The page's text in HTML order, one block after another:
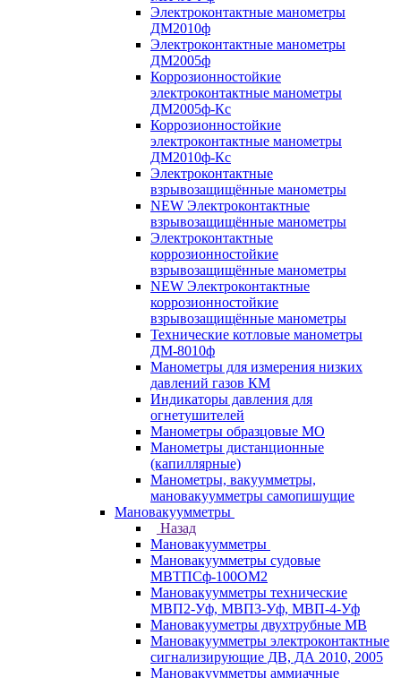
Электроконтактные манометры
ДМ2010ф
Электроконтактные манометры
ДМ2005ф
Коррозионностойкие
электроконтактные манометры
ДМ2005ф-Кс
Коррозионностойкие
электроконтактные манометры
ДМ2010ф-Кс
Электроконтактные
взрывозащищённые манометры
NEW Электроконтактные
взрывозащищённые манометры
Электроконтактные
коррозионностойкие
взрывозащищённые манометры
NEW Электроконтактные
коррозионностойкие
взрывозащищённые манометры
Технические котловые манометры
ДМ-8010ф
Манометры для измерения низких
давлений газов КМ
Индикаторы давления для
огнетушителей
Манометры образцовые МО
Манометры дистанционные
(капиллярные)
Манометры, вакуумметры,
мановакуумметры самопишущие
Мановакуумметры
Назад
Мановакуумметры
Мановакуумметры судовые
МВТПСф-100ОМ2
Мановакуумметры технические
МВП2-Уф, МВП3-Уф, МВП-4-Уф
Мановакууметры двухтрубные МВ
Мановакуумметры электроконтактные
сигнализирующие ДВ, ДА 2010, 2005
Мановакуумметры аммиачные